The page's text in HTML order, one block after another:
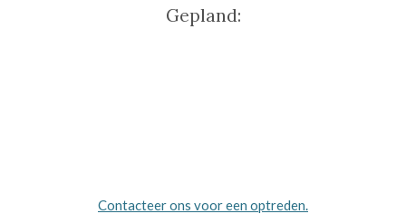
Gepland:
Contacteer ons voor een optreden.